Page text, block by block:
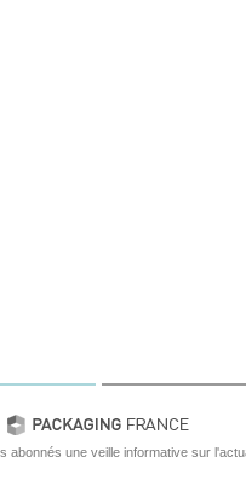
une veille informative sur